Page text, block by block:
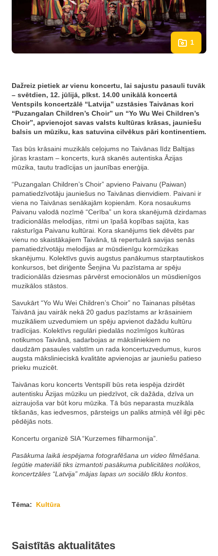
1
Dažreiz pietiek ar vienu koncertu, lai sajustu pasauli tuvāk
– svētdien, 12. jūlijā, plkst. 14.00 unikālā koncertā
Ventspils koncertzālē “Latvija” uzstāsies Taivānas kori
“Puzangalan Children’s Choir” un “Yo Wu Wei Children’s
Choir”, apvienojot savas valsts kultūras krāsas, jauniešu
balsis un mūziku, kas satuvina cilvēkus pāri kontinentiem.
Tas būs krāsaini muzikāls ceļojums no Taivānas līdz Baltijas
jūras krastam – koncerts, kurā skanēs autentiska Āzijas
mūzika, tautu tradīcijas un jaunības enerģija.
“Puzangalan Children’s Choir” apvieno Paivanu (Paiwan)
pamatiedzīvotāju jauniešus no Taivānas dienvidiem. Paivani ir
viena no Taivānas senākajām kopienām. Kora nosaukums
Paivanu valodā nozīmē “Cerība” un kora skanējumā dzirdamas
tradicionālās melodijas, ritmi un īpašā kopības sajūta, kas
raksturīga Paivanu kultūrai. Kora skanējums tiek dēvēts par
vienu no skaistākajiem Taivānā, tā repertuārā savijas senās
pamatiedzīvotāju melodijas ar mūsdienīgu kormūzikas
skanējumu. Kolektīvs guvis augstus panākumus starptautiskos
konkursos, bet diriģente Šeņjina Vu pazīstama ar spēju
tradicionālās dziesmas pārvērst emocionālos un mūsdienīgos
muzikālos stāstos.
Savukārt “Yo Wu Wei Children’s Choir” no Tainanas pilsētas
Taivānā jau vairāk nekā 20 gadus pazīstams ar krāsainiem
muzikāliem uzvedumiem un spēju apvienot dažādu kultūru
tradīcijas. Kolektīvs regulāri piedalās nozīmīgos kultūras
notikumos Taivānā, sadarbojas ar māksliniekiem no
daudzām pasaules valstīm un rada koncertuzvedumus, kuros
augsta mākslinieciskā kvalitāte apvienojas ar jauniešu patieso
prieku muzicēt.
Taivānas koru koncerts Ventspilī būs reta iespēja dzirdēt
autentisku Āzijas mūziku un piedzīvot, cik dažāda, dzīva un
aizraujoša var būt koru mūzika. Tā būs neparasta muzikāla
tikšanās, kas iedvesmos, pārsteigs un paliks atmiņā vēl ilgi pēc
pēdējās nots.
Koncertu organizē SIA “Kurzemes filharmonija”.
Pasākuma laikā iespējama fotografēšana un video filmēšana.
Iegūtie materiāli tiks izmantoti pasākuma publicitātes nolūkos,
koncertzāles “Latvija” mājas lapas un sociālo tīklu kontos
Tēma: Kultūra
Saistītās aktualitātes